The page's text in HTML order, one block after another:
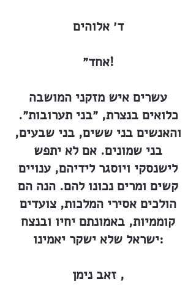
ד׳ אלוהים
אחד״!
עשרים איש מזקני המושבה
כלואים בנצרת, ״בני תערובות״.
והאנשים בני ששים, בני שבעים,
בני שמונים. אם לא יתפש
לישנסקי ויוסגר לידיהם, ענויים
קשים ומרים נכונו להם. הנה הם
הולכים אסירי המלכות, צועדים
קוממיות, באמונתם יחיו ובנצח
ישראל שלא ישקר יאמינו:
זאב נימן ,